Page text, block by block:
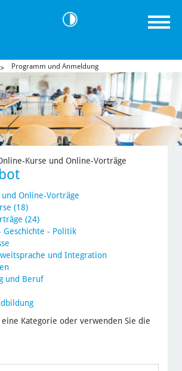
Programm und Anmeldung
Kurse und Online-Vorträge
Online-Vorträge
(18)
(24)
Geschichte - Politik
und Integration
und Beruf
Kategorie oder verwenden Sie die